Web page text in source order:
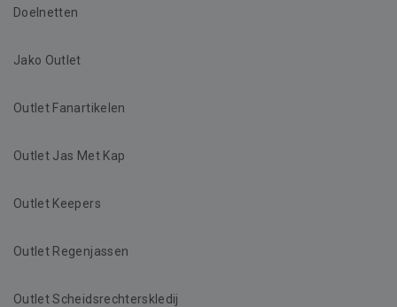
Doelnetten
Jako Outlet
Outlet Fanartikelen
Outlet Jas Met Kap
Outlet Keepers
Outlet Regenjassen
Outlet Scheidsrechterskledij